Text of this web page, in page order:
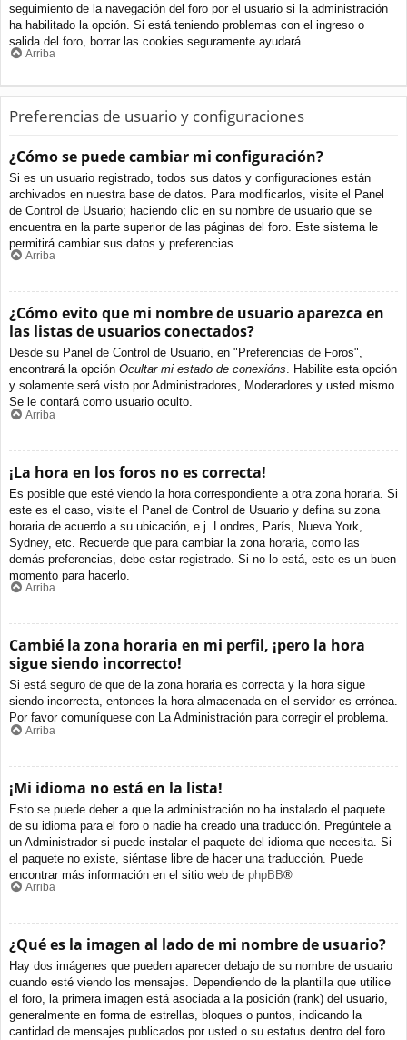
seguimiento de la navegación del foro por el usuario si la administración
ha habilitado la opción. Si está teniendo problemas con el ingreso o
salida del foro, borrar las cookies seguramente ayudará.
Arriba
Preferencias de usuario y configuraciones
¿Cómo se puede cambiar mi configuración?
Si es un usuario registrado, todos sus datos y configuraciones están
archivados en nuestra base de datos. Para modificarlos, visite el Panel
de Control de Usuario; haciendo clic en su nombre de usuario que se
encuentra en la parte superior de las páginas del foro. Este sistema le
permitirá cambiar sus datos y preferencias.
Arriba
¿Cómo evito que mi nombre de usuario aparezca en
las listas de usuarios conectados?
Desde su Panel de Control de Usuario, en "Preferencias de Foros",
encontrará la opción Ocultar mi estado de conexións. Habilite esta opción
y solamente será visto por Administradores, Moderadores y usted mismo.
Se le contará como usuario oculto.
Arriba
¡La hora en los foros no es correcta!
Es posible que esté viendo la hora correspondiente a otra zona horaria. Si
este es el caso, visite el Panel de Control de Usuario y defina su zona
horaria de acuerdo a su ubicación, e.j. Londres, París, Nueva York,
Sydney, etc. Recuerde que para cambiar la zona horaria, como las
demás preferencias, debe estar registrado. Si no lo está, este es un buen
momento para hacerlo.
Arriba
Cambié la zona horaria en mi perfil, ¡pero la hora
sigue siendo incorrecto!
Si está seguro de que de la zona horaria es correcta y la hora sigue
siendo incorrecta, entonces la hora almacenada en el servidor es errónea.
Por favor comuníquese con La Administración para corregir el problema.
Arriba
¡Mi idioma no está en la lista!
Esto se puede deber a que la administración no ha instalado el paquete
de su idioma para el foro o nadie ha creado una traducción. Pregúntele a
un Administrador si puede instalar el paquete del idioma que necesita. Si
el paquete no existe, siéntase libre de hacer una traducción. Puede
encontrar más información en el sitio web de phpBB®
Arriba
¿Qué es la imagen al lado de mi nombre de usuario?
Hay dos imágenes que pueden aparecer debajo de su nombre de usuario
cuando esté viendo los mensajes. Dependiendo de la plantilla que utilice
el foro, la primera imagen está asociada a la posición (rank) del usuario,
generalmente en forma de estrellas, bloques o puntos, indicando la
cantidad de mensajes publicados por usted o su estatus dentro del foro.